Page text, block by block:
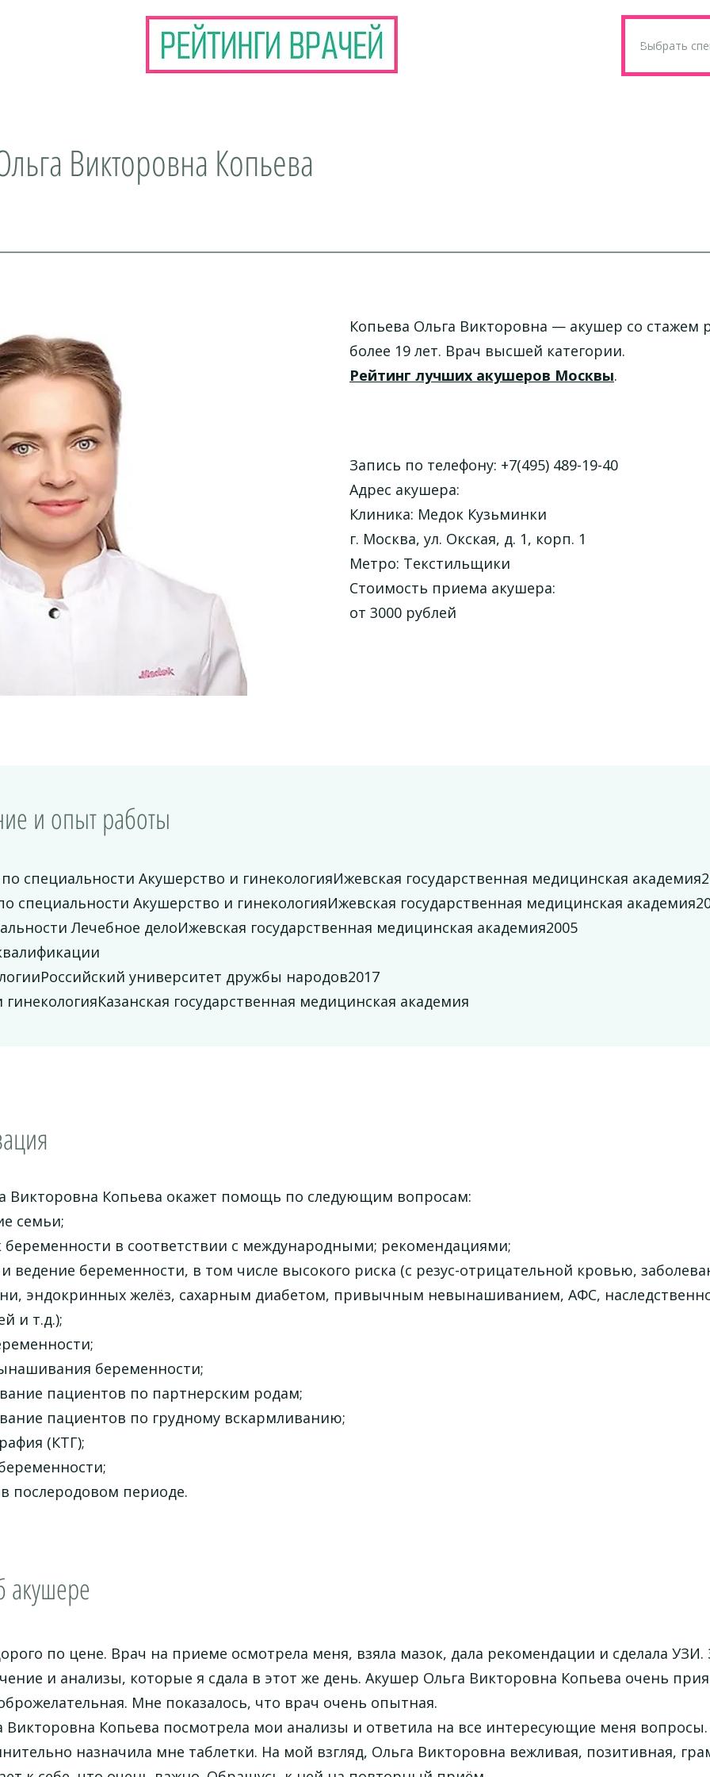
Викторовна Копьева
Копьева Ольга Викторовна — акушер со стажем
более 19 лет. Врач высшей категории.
Рейтинг лучших акушеров Москвы.
Запись по телефону: +7(495) 489-19-40
Адрес акушера:
Клиника: Медок Кузьминки
г. Москва, ул. Окская, д. 1, корп. 1
Метро: Текстильщики
Стоимость приема акушера:
от 3000 рублей
и опыт работы
специальности Акушерство и гинекологияИжевская государственная медицинская
специальности Акушерство и гинекологияИжевская государственная медицинская
Лечебное делоИжевская государственная медицинская академия2005
университет дружбы народов2017
государственная медицинская академия
Викторовна Копьева окажет помощь по следующим вопросам:
семьи;
беременности в соответствии с международными; рекомендациями;
ведение беременности, в том числе высокого риска (с резус-отрицательной кровью,
эндокринных желёз, сахарным диабетом, привычным невынашиванием, АФС,
и т.д.);
беременности;
пациентов по партнерским родам;
пациентов по грудному вскармливанию;
(КТГ);
послеродовом периоде.
акушере
по цене. Врач на приеме осмотрела меня, взяла мазок, дала рекомендации и сделала УЗИ.
и анализы, которые я сдала в этот же день. Акушер Ольга Викторовна Копьева очень
Мне показалось, что врач очень опытная.
Викторовна Копьева посмотрела мои анализы и ответила на все интересующие меня
назначила мне таблетки. На мой взгляд, Ольга Викторовна вежливая, позитивная,